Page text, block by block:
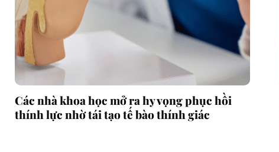
Các nhà khoa học mở ra hy vọng phục hồi
thính lực nhờ tái tạo tế bào thính giác